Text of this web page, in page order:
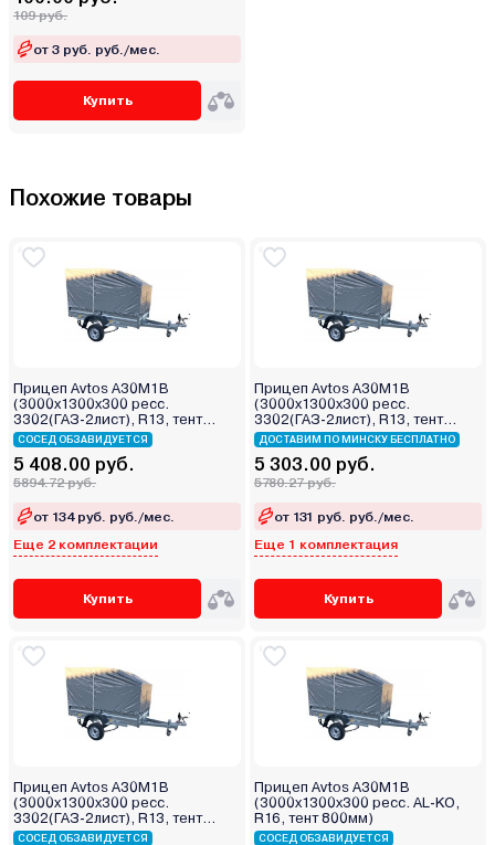
109 руб.
от 3 руб. руб./мес.
Купить
Похожие товары
Прицеп Avtos А30М1В
(3000х1300х300 ресс.
3302(ГАЗ-2лист), R13, тент
800мм)
СОСЕД ОБЗАВИДУЕТСЯ
5 408.00 руб.
5894.72 руб.
от 134 руб. руб./мес.
Еще 2 комплектации
Купить
Прицеп Avtos А30М1В
(3000х1300х300 ресс.
3302(ГАЗ-2лист), R13, тент
400мм)
ДОСТАВИМ ПО МИНСКУ БЕСПЛАТНО
5 303.00 руб.
5780.27 руб.
от 131 руб. руб./мес.
Еще 1 комплектация
Купить
Прицеп Avtos А30М1В
(3000х1300х300 ресс.
3302(ГАЗ-2лист), R13, тент
1200мм)
СОСЕД ОБЗАВИДУЕТСЯ
Прицеп Avtos А30М1В
(3000х1300х300 ресс. AL-KO,
R16, тент 800мм)
СОСЕД ОБЗАВИДУЕТСЯ